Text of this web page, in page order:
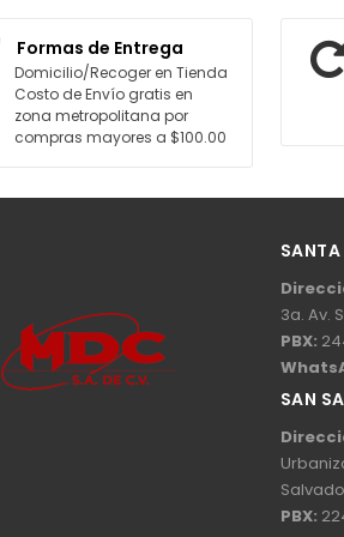
Formas de Entrega
Domicilio/Recoger en Tienda
Costo de Envío gratis en
zona metropolitana por
compras mayores a $100.00
3a. Av.
PBX:
SAN
PBX: